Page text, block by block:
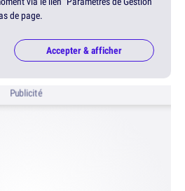
de page.
Accepter & afficher
Publicité